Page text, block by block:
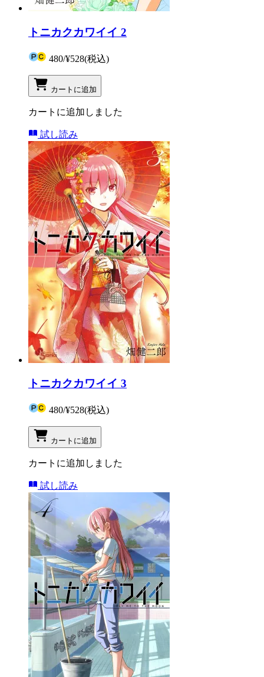
トニカクカワイイ 2
480/¥528(税込)
カートに追加
カートに追加しました
試し読み
トニカクカワイイ 3
480/¥528(税込)
カートに追加
カートに追加しました
試し読み